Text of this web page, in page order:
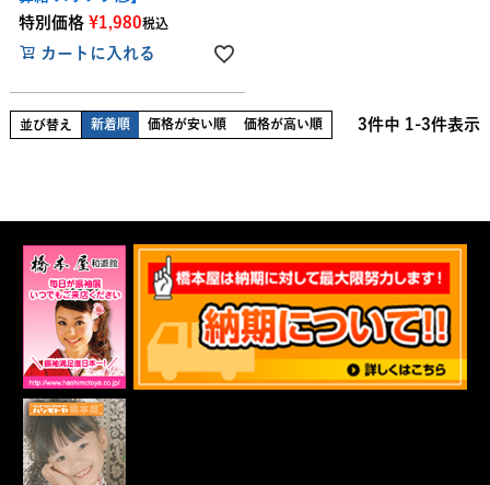
特別価格 ¥1,980税込
カートに入れる
並び替え 新着順 価格が安い順 価格が高い順 3件中 1 -3件表示